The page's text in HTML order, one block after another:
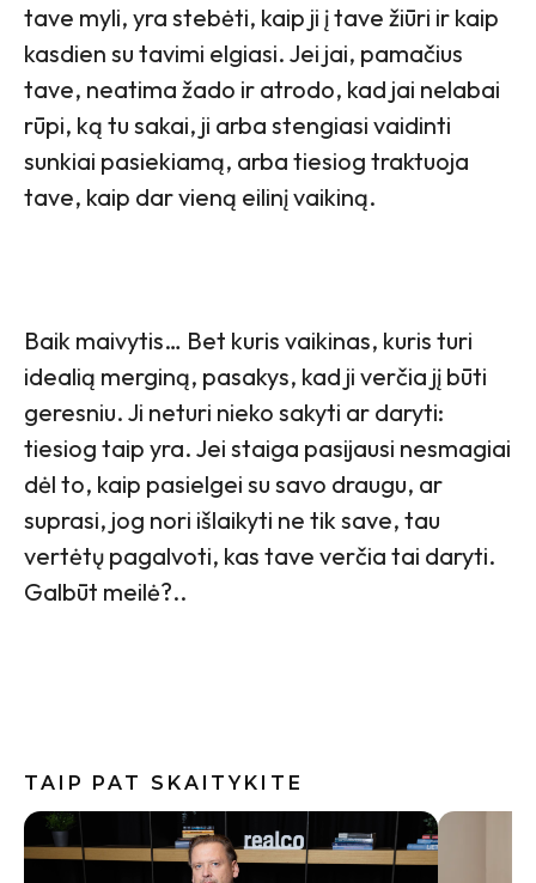
tave myli, yra stebėti, kaip ji į tave žiūri ir kaip
kasdien su tavimi elgiasi. Jei jai, pamačius
tave, neatima žado ir atrodo, kad jai nelabai
rūpi, ką tu sakai, ji arba stengiasi vaidinti
sunkiai pasiekiamą, arba tiesiog traktuoja
tave, kaip dar vieną eilinį vaikiną.
Baik maivytis… Bet kuris vaikinas, kuris turi
idealią merginą, pasakys, kad ji verčia jį būti
geresniu. Ji neturi nieko sakyti ar daryti:
tiesiog taip yra. Jei staiga pasijausi nesmagiai
dėl to, kaip pasielgei su savo draugu, ar
suprasi, jog nori išlaikyti ne tik save, tau
vertėtų pagalvoti, kas tave verčia tai daryti.
Galbūt meilė?..
TAIP PAT SKAITYKITE